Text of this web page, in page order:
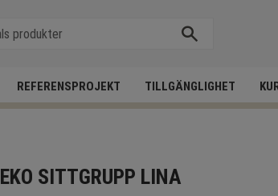
REFERENSPROJEKT TILLGÄNGLIGHET
EKO SITTGRUPP LINA